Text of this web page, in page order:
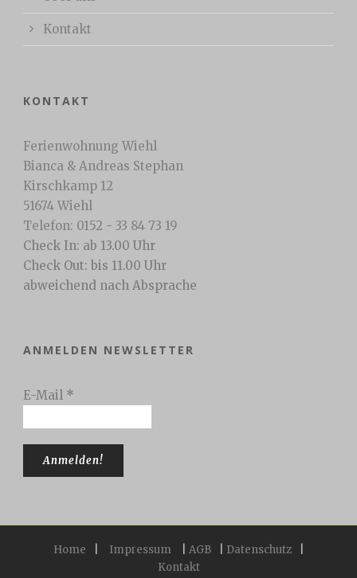
Kontakt
KONTAKT
Ferienwohnung Wiehl
Bianca & Andreas Stephan
Kirschkamp 12
51674 Wiehl
Telefon: 0152 - 33 84 73 19
Check In: ab 13.00 Uhr
Check Out: bis 11.00 Uhr
abweichend nach Absprache
ANMELDEN NEWSLETTER
E-Mail *
Home Impressum AGB Datenschutz
Kontakt